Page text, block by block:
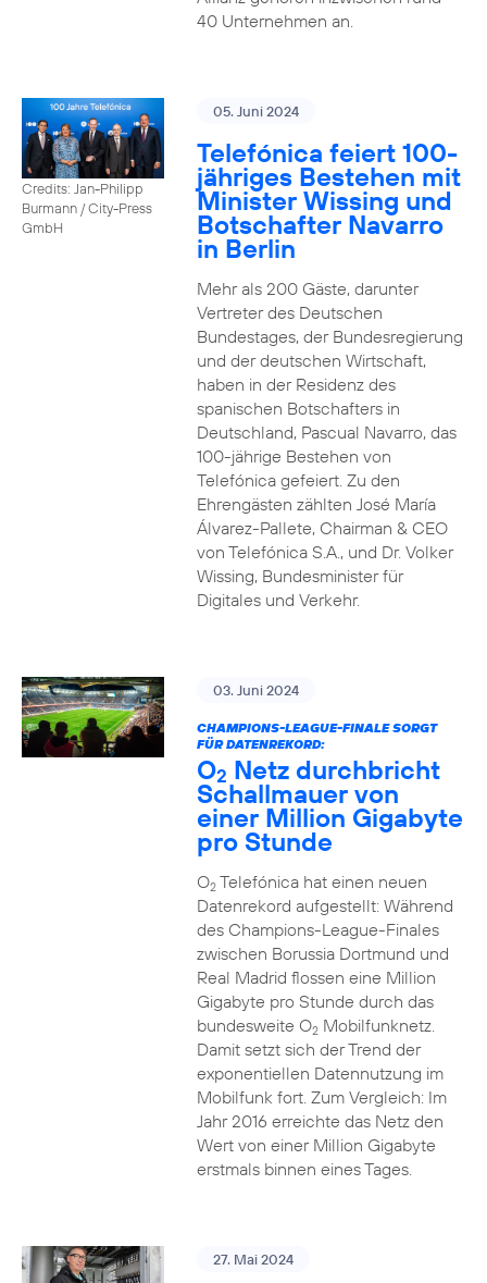
40 Unternehmen an.
Credits: Jan-Philipp
Burmann / City-Press
GmbH
05. Juni 2024
Telefónica feiert 100-
jähriges Bestehen mit
Minister Wissing und
Botschafter Navarro
in Berlin
Mehr als 200 Gäste, darunter
Vertreter des Deutschen
Bundestages, der Bundesregierung
und der deutschen Wirtschaft,
haben in der Residenz des
spanischen Botschafters in
Deutschland, Pascual Navarro, das
100-jährige Bestehen von
Telefónica gefeiert. Zu den
Ehrengästen zählten José María
Álvarez-Pallete, Chairman & CEO
von Telefónica S.A., und Dr. Volker
Wissing, Bundesminister für
Digitales und Verkehr.
03. Juni 2024
CHAMPIONS-LEAGUE-FINALE SORGT
FÜR DATENREKORD:
O2 Netz durchbricht
Schallmauer von
einer Million Gigabyte
pro Stunde
O2Telefónica hat einen neuen
Datenrekord aufgestellt: Während
des Champions-League-Finales
zwischen Borussia Dortmund und
Real Madrid flossen eine Million
Gigabyte pro Stunde durch das
bundesweite O2Mobilfunknetz.
Damit setzt sich der Trend der
exponentiellen Datennutzung im
Mobilfunk fort. Zum Vergleich: Im
Jahr 2016 erreichte das Netz den
Wert von einer Million Gigabyte
erstmals binnen eines Tages.
27. Mai 2024